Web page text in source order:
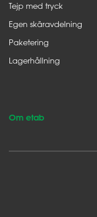
Tejp med tryck
Egen skäravdelning
Paketering
Lagerhållning
Om etab